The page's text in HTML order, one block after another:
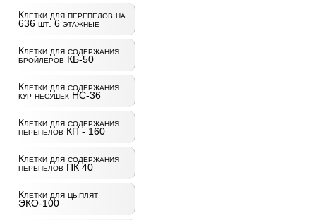
Клетки для перепелов на
636 шт. 6 этажные
Клетки для содержания
бройлеров КБ-50
Клетки для содержания
кур несушек НС-36
Клетки для содержания
перепелов КП - 160
Клетки для содержания
перепелов ПК 40
Клетки для цыплят
ЭКО-100